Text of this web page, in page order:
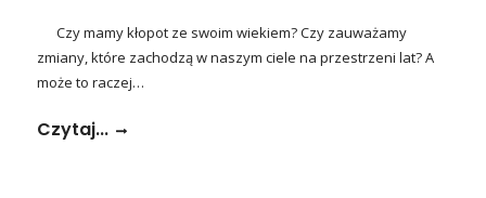
Czy mamy kłopot ze swoim wiekiem? Czy zauważamy
zmiany, które zachodzą w naszym ciele na przestrzeni lat? A
może to raczej…
Czytaj...